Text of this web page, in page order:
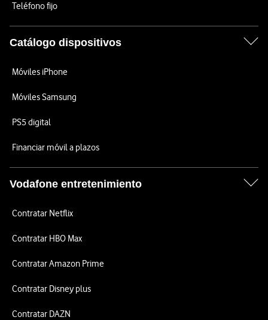
Teléfono fijo
Catálogo dispositivos
Móviles iPhone
Móviles Samsung
PS5 digital
Financiar móvil a plazos
Vodafone entretenimiento
Contratar Netflix
Contratar HBO Max
Contratar Amazon Prime
Contratar Disney plus
Contratar DAZN